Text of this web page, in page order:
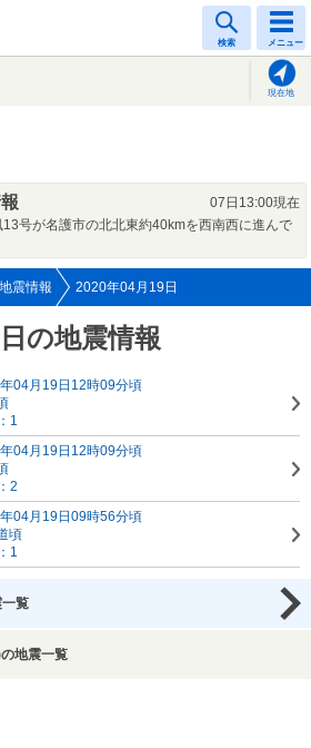
検索 メニュー
現在地
07日13:00現在
13号が名護市の北北東約40kmを西南西に進んで
震情報 2020年04月19日
の地震情報
04月19日12時09分頃
1
04月19日12時09分頃
2
04月19日09時56分頃
頃
1
覧
地震一覧